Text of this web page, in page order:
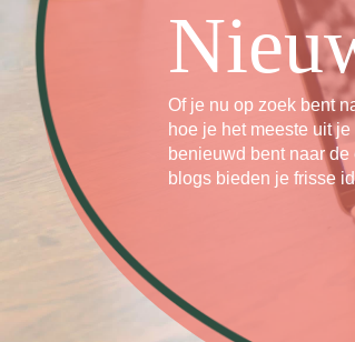
Of je nu op zoek bent
hoe je het meeste uit
benieuwd bent naar
blogs bieden je frisse